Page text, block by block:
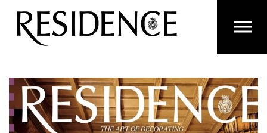
Overslaan en ga direct naar de inhoud